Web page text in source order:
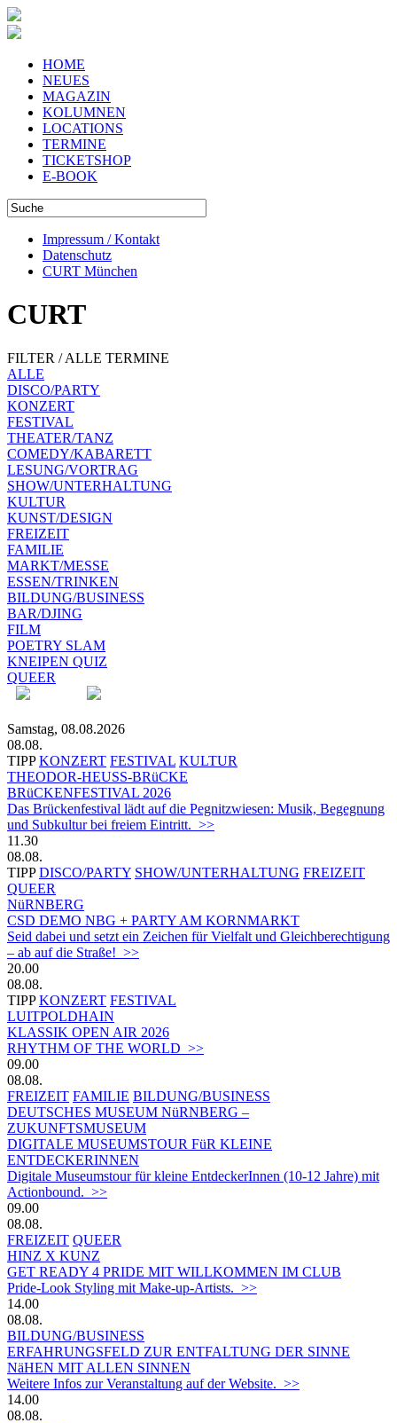
HOME
NEUES
MAGAZIN
KOLUMNEN
LOCATIONS
TERMINE
TICKETSHOP
E-BOOK
Impressum / Kontakt
Datenschutz
CURT München
CURT
FILTER / ALLE TERMINE
ALLE
DISCO/PARTY
KONZERT
FESTIVAL
THEATER/TANZ
COMEDY/KABARETT
LESUNG/VORTRAG
SHOW/UNTERHALTUNG
KULTUR
KUNST/DESIGN
FREIZEIT
FAMILIE
MARKT/MESSE
ESSEN/TRINKEN
BILDUNG/BUSINESS
BAR/DJING
FILM
POETRY SLAM
KNEIPEN QUIZ
QUEER
Samstag, 08.08.2026
08.08.
TIPP KONZERT FESTIVAL KULTUR
THEODOR-HEUSS-BRüCKE
BRüCKENFESTIVAL 2026
Das Brückenfestival lädt auf die Pegnitzwiesen: Musik, Begegnung
und Subkultur bei freiem Eintritt. >>
11.30
08.08.
TIPP DISCO/PARTY SHOW/UNTERHALTUNG FREIZEIT
QUEER
NüRNBERG
CSD DEMO NBG + PARTY AM KORNMARKT
Seid dabei und setzt ein Zeichen für Vielfalt und Gleichberechtigung
– ab auf die Straße! >>
20.00
08.08.
TIPP KONZERT FESTIVAL
LUITPOLDHAIN
KLASSIK OPEN AIR 2026
RHYTHM OF THE WORLD >>
09.00
08.08.
FREIZEIT FAMILIE BILDUNG/BUSINESS
DEUTSCHES MUSEUM NüRNBERG –
ZUKUNFTSMUSEUM
DIGITALE MUSEUMSTOUR FüR KLEINE
ENTDECKERINNEN
Digitale Museumstour für kleine EntdeckerInnen (10-12 Jahre) mit
Actionbound. >>
09.00
08.08.
FREIZEIT QUEER
HINZ X KUNZ
GET READY 4 PRIDE MIT WILLKOMMEN IM CLUB
Pride-Look Styling mit Make-up-Artists. >>
14.00
08.08.
BILDUNG/BUSINESS
ERFAHRUNGSFELD ZUR ENTFALTUNG DER SINNE
NäHEN MIT ALLEN SINNEN
Weitere Infos zur Veranstaltung auf der Website. >>
14.00
08.08.